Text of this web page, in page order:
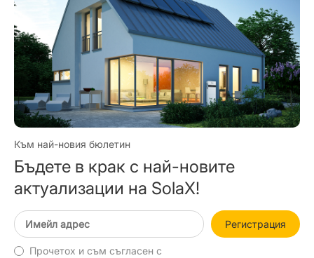
Към най-новия бюлетин
Бъдете в крак с най-новите
актуализации на SolaX!
Регистрация
Прочетох и съм съгласен с